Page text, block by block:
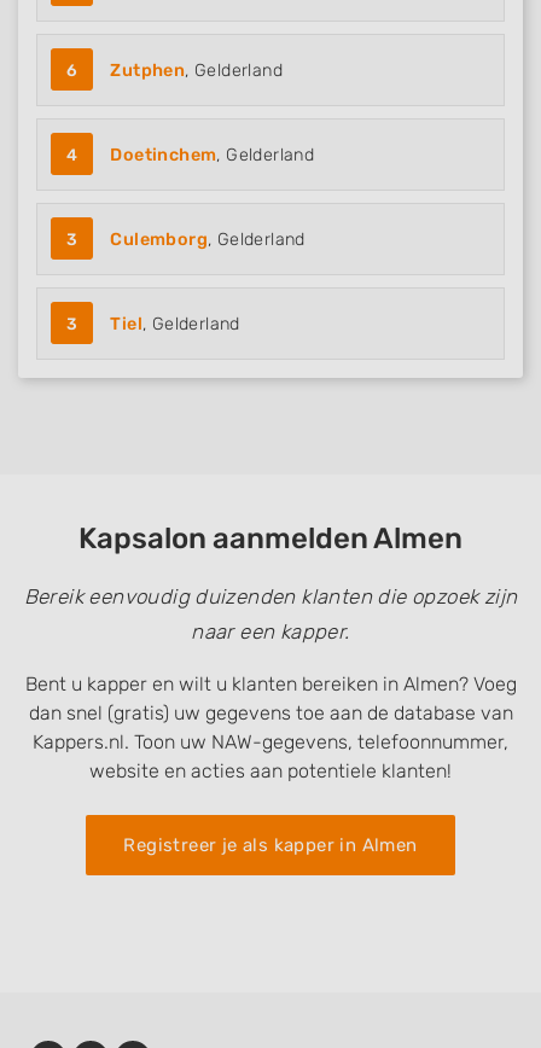
6 Zutphen, Gelderland
4 Doetinchem, Gelderland
3 Culemborg, Gelderland
3 Tiel, Gelderland
Kapsalon aanmelden Almen
Bereik eenvoudig duizenden klanten die opzoek zijn
naar een kapper.
Bent u kapper en wilt u klanten bereiken in Almen? Voeg
dan snel (gratis) uw gegevens toe aan de database van
Kappers.nl. Toon uw NAW-gegevens, telefoonnummer,
website en acties aan potentiele klanten!
Registreer je als kapper in Almen